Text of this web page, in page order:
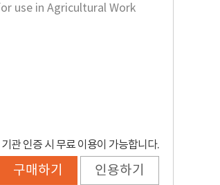
use in Agricultural Work
관 인증 시 무료 이용이 가능합니다.
구매하기 인용하기